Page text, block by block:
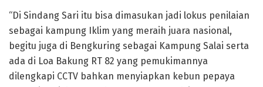
“Di Sindang Sari itu bisa dimasukan jadi lokus penilaian
sebagai kampung Iklim yang meraih juara nasional,
begitu juga di Bengkuring sebagai Kampung Salai serta
ada di Loa Bakung RT 82 yang pemukimannya
dilengkapi CCTV bahkan menyiapkan kebun pepaya